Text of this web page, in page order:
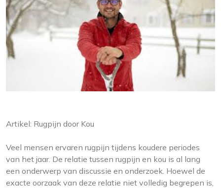
Artikel: Rugpijn door Kou
Veel mensen ervaren rugpijn tijdens koudere periodes
van het jaar. De relatie tussen rugpijn en kou is al lang
een onderwerp van discussie en onderzoek. Hoewel de
exacte oorzaak van deze relatie niet volledig begrepen is,